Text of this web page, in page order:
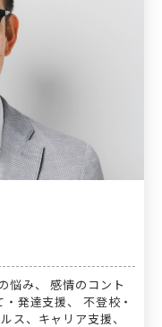
悩み、 感情のコント
発達支援、 不登校・
ス、キャリア支援、